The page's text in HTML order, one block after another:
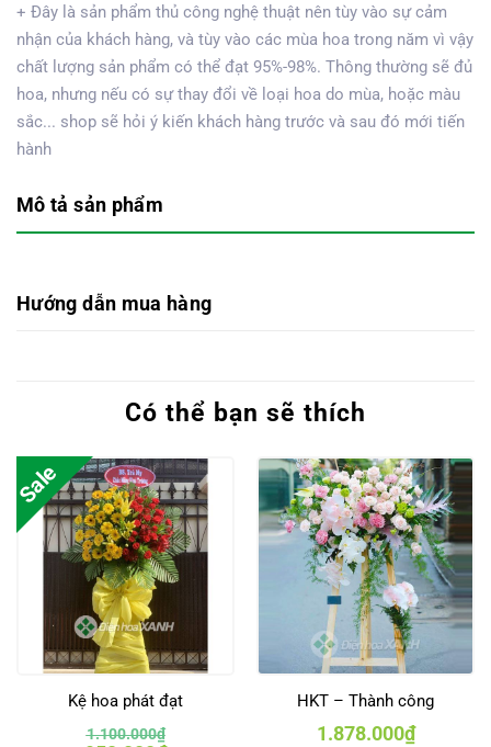
+ Đây là sản phẩm thủ công nghệ thuật nên tùy vào sự cảm
nhận của khách hàng, và tùy vào các mùa hoa trong năm vì vậy
chất lượng sản phẩm có thể đạt 95%-98%. Thông thường sẽ đủ
hoa, nhưng nếu có sự thay đổi về loại hoa do mùa, hoặc màu
sắc... shop sẽ hỏi ý kiến khách hàng trước và sau đó mới tiến
hành
Mô tả sản phẩm
Hướng dẫn mua hàng
Có thể bạn sẽ thích
Sale
Kệ hoa phát đạt
1.100.000₫
HKT – Thành công
1.878.000₫